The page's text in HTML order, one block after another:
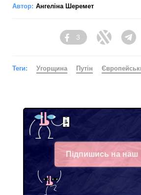
Автор: Ангеліна Шеремет
Facebook
3
Twitter
Теги: Угорщина Путін
Підпишись на наш
Telegram